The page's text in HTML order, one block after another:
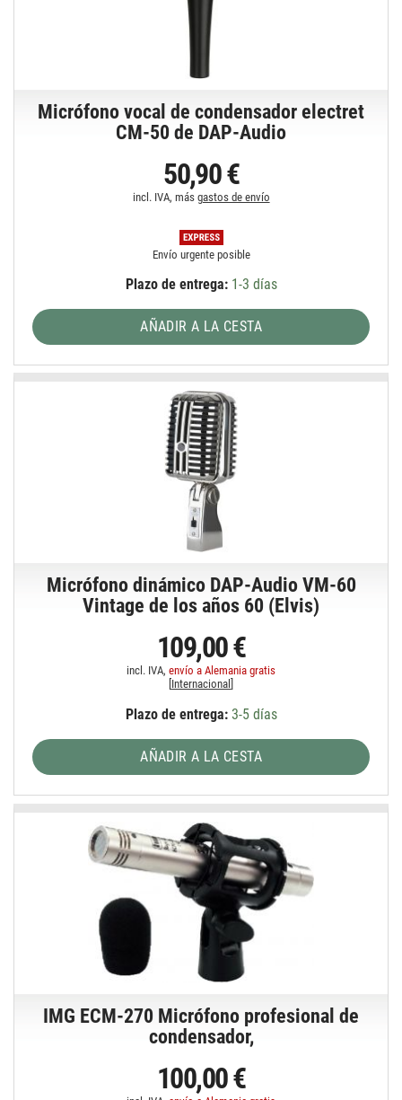
Micrófono vocal de condensador electret
CM-50 de DAP-Audio
50,90 €
incl. IVA, más gastos de envío
Envío urgente posible
Plazo de entrega:1-3 días
AÑADIR A LA CESTA
Micrófono dinámico DAP-Audio VM-60
Vintage de los años 60 (Elvis)
109,00 €
incl. IVA,envío a Alemania gratis
Internacional
Plazo de entrega:3-5 días
AÑADIR A LA CESTA
IMG ECM-270 Micrófono profesional de
condensador,
100,00 €